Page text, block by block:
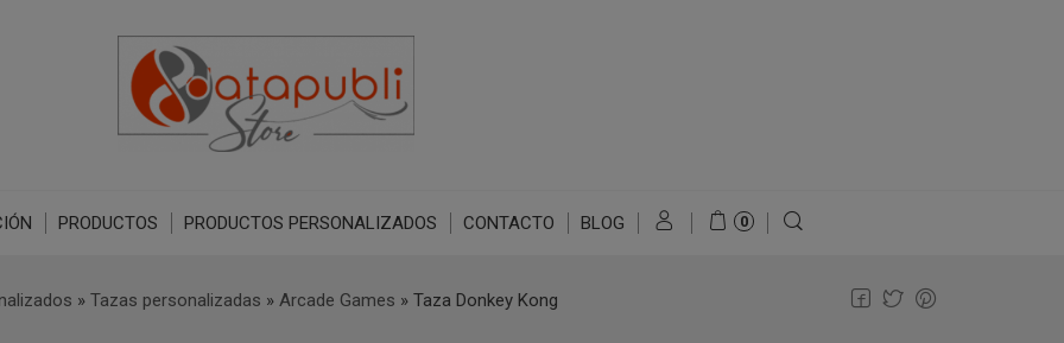
PRODUCTOS PRODUCTOS PERSONALIZADOS CONTACTO BLOG 0
» Tazas personalizadas » Arcade Games » Taza Donkey Kong